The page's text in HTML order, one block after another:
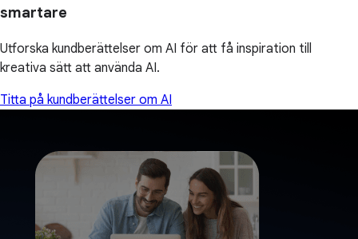
smartare
Utforska kundberättelser om AI för att få inspiration till
kreativa sätt att använda AI.
Titta på kundberättelser om AI